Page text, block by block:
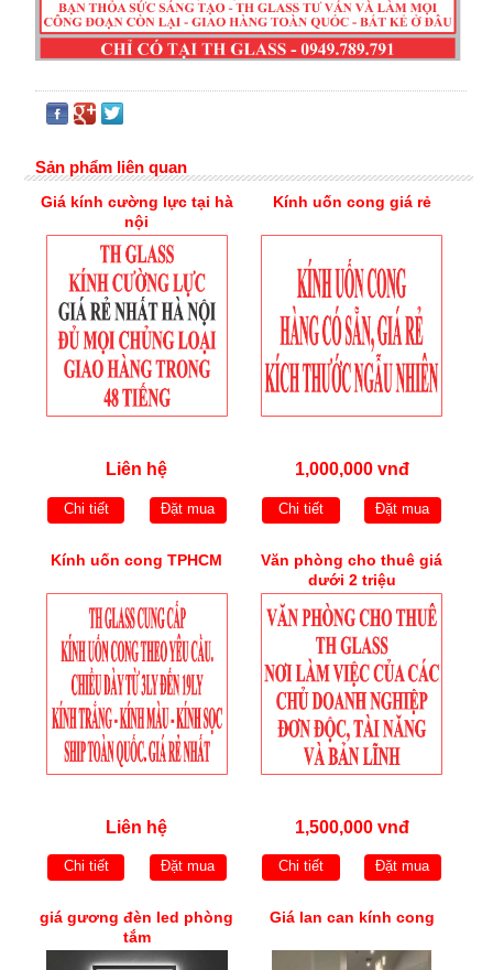
Sản phẩm liên quan
Giá kính cường lực tại hà
nội
Liên hệ
Chi tiết Đặt mua
Kính uốn cong giá rẻ
1,000,000 vnđ
Chi tiết Đặt mua
Kính uốn cong TPHCM
Liên hệ
Chi tiết Đặt mua
Văn phòng cho thuê giá
dưới 2 triệu
1,500,000 vnđ
Chi tiết Đặt mua
giá gương đèn led phòng
tắm
Giá lan can kính cong